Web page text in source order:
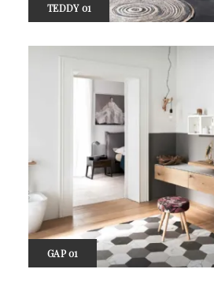
TEDDY 01
GAP 01